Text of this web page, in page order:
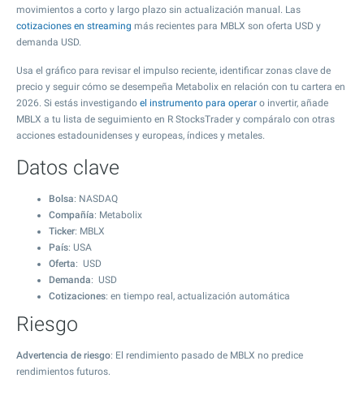
movimientos a corto y largo plazo sin actualización manual. Las
cotizaciones en streaming más recientes para MBLX son oferta USD y
demanda USD.
Usa el gráfico para revisar el impulso reciente, identificar zonas clave de
precio y seguir cómo se desempeña Metabolix en relación con tu cartera en
2026. Si estás investigando el instrumento para operar o invertir, añade
MBLX a tu lista de seguimiento en R StocksTrader y compáralo con otras
acciones estadounidenses y europeas, índices y metales.
Datos clave
Bolsa: NASDAQ
Compañía: Metabolix
Ticker: MBLX
País: USA
Oferta: USD
Demanda: USD
Cotizaciones: en tiempo real, actualización automática
Riesgo
Advertencia de riesgo: El rendimiento pasado de MBLX no predice
rendimientos futuros.